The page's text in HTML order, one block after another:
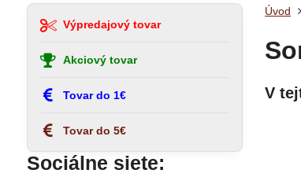
Úvod
Výpredajový tovar
Akciový tovar
Tovar do 1€
Tovar do 5€
Sociálne siete: